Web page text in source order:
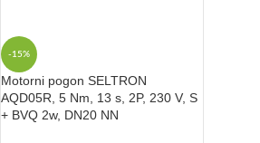
-15%
Motorni pogon SELTRON
AQD05R, 5 Nm, 13 s, 2P, 230 V, S
+ BVQ 2w, DN20 NN